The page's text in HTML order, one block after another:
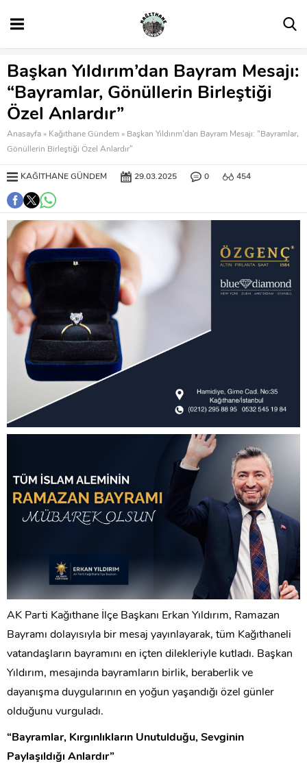
Başkan Yıldırım’dan Bayram Mesajı:
“Bayramlar, Gönüllerin Birleştiği
Özel Anlardır”
Anasayfa » Kağıthane Gündem » Başkan Yıldırım’dan Bayram Mesajı: “Bayramlar,
Gönüllerin Birleştiği Özel Anlardır”
KAĞITHANE GÜNDEM 29.03.2025 0 454
AK Parti Kağıthane İlçe Başkanı Erkan Yıldırım, Ramazan
Bayramı dolayısıyla bir mesaj yayınlayarak, tüm Kağıthaneli
vatandaşların bayramını en içten dilekleriyle kutladı. Başkan
Yıldırım, mesajında bayramların birlik, beraberlik ve
dayanışma duygularının en yoğun yaşandığı özel günler
olduğunu vurguladı.
“Bayramlar, Kırgınlıkların Unutulduğu, Sevginin
Paylaşıldığı Anlardır”